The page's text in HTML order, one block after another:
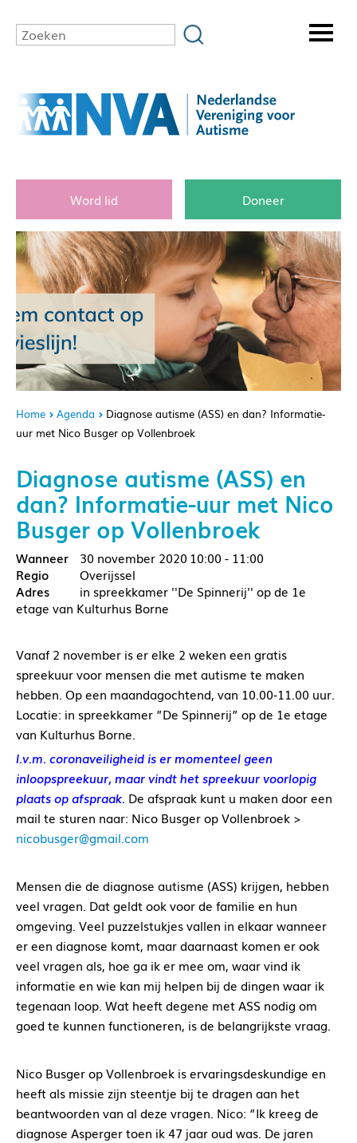
Word lid Doneer
Home Agenda
Diagnose autisme (ASS) en dan? Informatie-
uur met Nico Busger op Vollenbroek
Diagnose autisme (ASS) en
dan? Informatie-uur met Nico
Busger op Vollenbroek
30 november 2020 10:00 - 11:00
Overijssel
in spreekkamer ''De Spinnerij'' op de 1e
etage van Kulturhus Borne
Vanaf 2 november is er elke 2 weken een gratis
spreekuur voor mensen die met autisme te maken
hebben. Op een maandagochtend, van 10.00-11.00 uur.
Locatie: in spreekkamer ”De Spinnerij” op de 1e etage
van Kulturhus Borne.
I.v.m. coronaveiligheid is er momenteel geen
inloopspreekuur, maar vindt het spreekuur voorlopig
plaats op afspraak. De afspraak kunt u maken door een
mail te sturen naar: Nico Busger op Vollenbroek >
nicobusger@gmail.com
Mensen die de diagnose autisme (ASS) krijgen, hebben
veel vragen. Dat geldt ook voor de familie en hun
omgeving. Veel puzzelstukjes vallen in elkaar wanneer
er een diagnose komt, maar daarnaast komen er ook
veel vragen als, hoe ga ik er mee om, waar vind ik
informatie en wie kan mij helpen bij de dingen waar ik
tegenaan loop. Wat heeft degene met ASS nodig om
goed te kunnen functioneren, is de belangrijkste vraag.
Nico Busger op Vollenbroek is ervaringsdeskundige en
heeft als missie zijn steentje bij te dragen aan het
beantwoorden van al deze vragen. Nico: ”Ik kreeg de
diagnose Asperger toen ik 47 jaar oud was. De jaren